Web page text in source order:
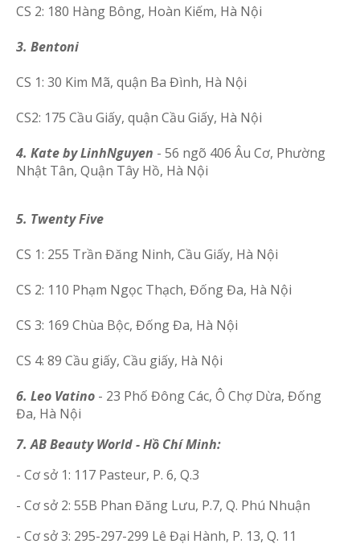
CS 2: 180 Hàng Bông, Hoàn Kiếm, Hà Nội
3. Bentoni
CS 1: 30 Kim Mã, quận Ba Đình, Hà Nội
CS2: 175 Cầu Giấy, quận Cầu Giấy, Hà Nội
4. Kate by LinhNguyen - 56 ngõ 406 Âu Cơ, Phường
Nhật Tân, Quận Tây Hồ, Hà Nội
5. Twenty Five
CS 1: 255 Trần Đăng Ninh, Cầu Giấy, Hà Nội
CS 2: 110 Phạm Ngọc Thạch, Đống Đa, Hà Nội
CS 3: 169 Chùa Bộc, Đống Đa, Hà Nội
CS 4: 89 Cầu giấy, Cầu giấy, Hà Nội
6. Leo Vatino - 23 Phố Đông Các, Ô Chợ Dừa, Đống
Đa, Hà Nội
7. AB Beauty World - Hồ Chí Minh:
- Cơ sở 1: 117 Pasteur, P. 6, Q.3
- Cơ sở 2: 55B Phan Đăng Lưu, P.7, Q. Phú Nhuận
- Cơ sở 3: 295-297-299 Lê Đại Hành, P. 13, Q. 11